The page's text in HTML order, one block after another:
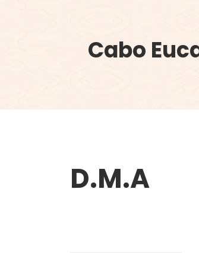
Cabo
D.M.A